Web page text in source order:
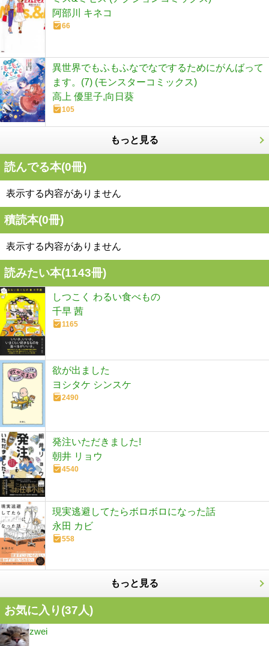
阿部川 キネコ
66
異世界でもふもふなでなでするためにがんばって
ます。(7) (モンスターコミックス)
高上 優里子,向日葵
105
もっと見る
読んでる本(0冊)
表示する内容がありません
積読本(0冊)
表示する内容がありません
読みたい本(1143冊)
しつこく わるい食べもの
千早 茜
1165
欲が出ました
ヨシタケ シンスケ
2490
発注いただきました!
朝井 リョウ
4540
現実逃避してたらボロボロになった話
永田 カビ
558
もっと見る
お気に入り(37人)
zwei